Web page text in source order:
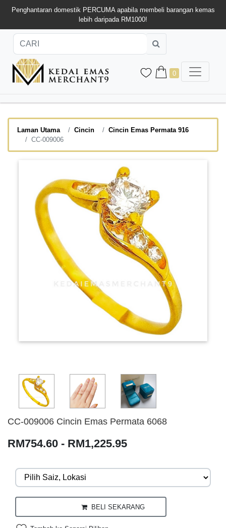
Penghantaran domestik PERCUMA apabila membeli barangan kemas
lebih daripada RM1000!
0
Laman Utama Cincin
Cincin Emas Permata 916
CC-009006
CC-009006 Cincin Emas Permata 6068
RM754.60 - RM1,225.95
BELI SEKARANG